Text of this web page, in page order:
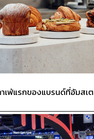
เฟ่แรกของแบรนด์ที่อัมสเ